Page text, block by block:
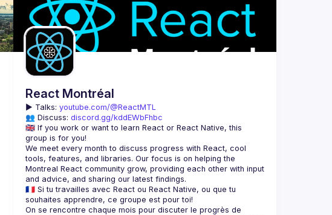
React Montréal
▶️ Talks: youtube.com/@ReactMTL
👥 Discuss: discord.gg/kddEWbFhbc
🇬🇧 If you work or want to learn React or React Native, this
We meet every month to discuss progress with React, cool
tools, features, and libraries. Our focus is on helping the
Montreal React community grow, providing each other with input
🇫🇷 Si tu travailles avec React ou React Native, ou que tu
On se rencontre chaque mois pour discuter le progrès de